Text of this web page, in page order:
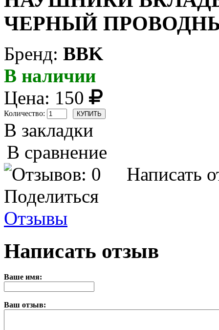
ЧЕРНЫЙ
Бренд: BBK
В наличии
Цена: 150
Количество:
В закладки
В сравнение
Написать
Поделиться
Отзывы
Написать отзыв
Ваше имя:
Ваш отзыв: